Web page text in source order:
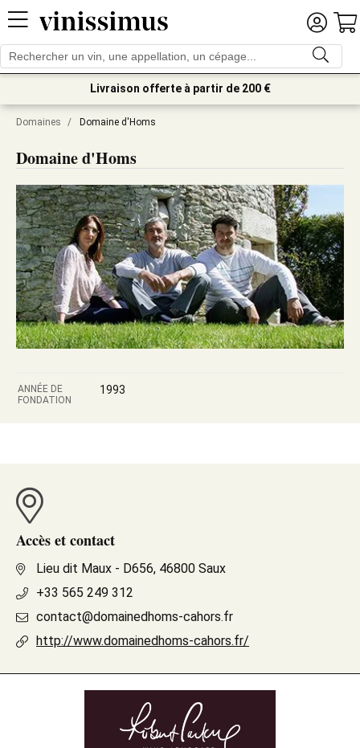
Livraison offerte à partir de 200 €
Domaines / Domaine d'Homs
Domaine d'Homs
ANNÉE DE
FONDATION
1993
Accès et contact
Lieu dit Maux - D656, 46800 Saux
+33 565 249 312
contact@domainedhoms-cahors.fr
http://www.domainedhoms-cahors.fr/